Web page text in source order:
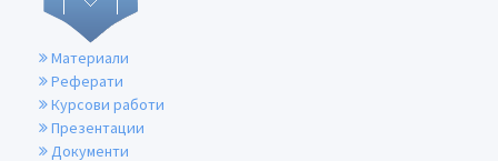
Материали
Реферати
Курсови работи
Презентации
Документи